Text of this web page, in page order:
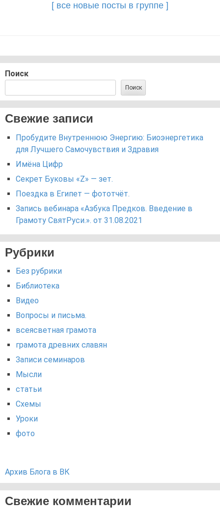
[ все новые посты в группе ]
Поиск
Поиск
Свежие записи
Пробудите Внутреннюю Энергию: Биоэнергетика
для Лучшего Самочувствия и Здравия
Имёна Цифр
Секрет Буковы «Z» — зет.
Поездка в Египет — фототчёт.
Запись вебинара «Азбука Предков. Введение в
Грамоту СвятРуси.». от 31.08.2021
Рубрики
Без рубрики
Библиотека
Видео
Вопросы и письма.
всеясветная грамота
грамота древних славян
Записи семинаров
Мысли
статьи
Схемы
Уроки
фото
Архив Блога в ВК
Свежие комментарии